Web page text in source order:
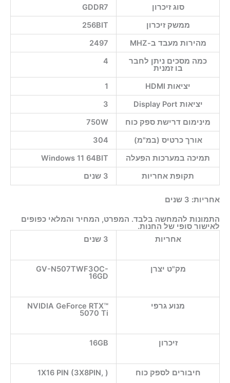
סוג זיכרון
GDDR7
ממשק זיכרון
256BIT
מהירות מעבד ב-MHZ
2497
כמה מסכים ניתן לחבר
בו זמנית
4
יציאות HDMI
1
יציאות Display Port
3
מינימום דרישת ספק כוח
750W
אורך כרטיס (במ"מ)
304
תמיכה במערכות הפעלה
Windows 11 64BIT
תקופת אחריות
3 שנים
אחריות:
התמונות להמחשה בלבד. המפרט, המחיר והמלאי כפופים
לאישור סופי של החנות.
אחריות
3 שנים
מק"ט יצרן GV-N507TWF3OC-
16GD
מנוע גרפי NVIDIA GeForce RTX™
5070 Ti
זיכרון 16GB
חיבורים לספק כוח 1X16 PIN (3X8PIN, )